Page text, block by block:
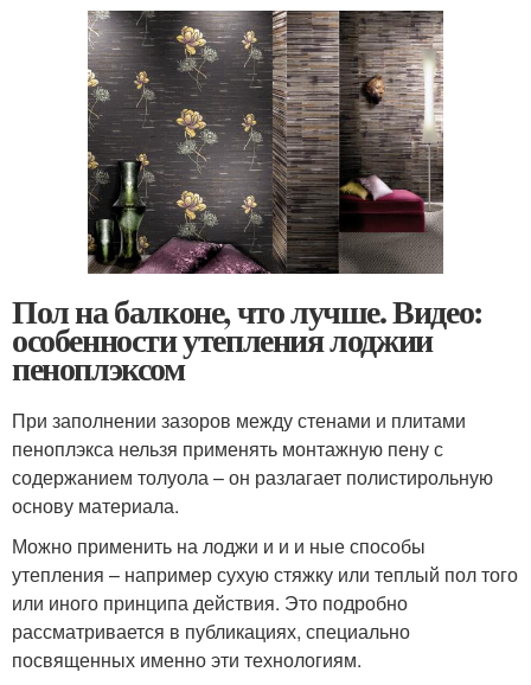
Пол на балконе, что лучше. Видео:
особенности утепления лоджии
пеноплэксом
При заполнении зазоров между стенами и плитами
пеноплэкса нельзя применять монтажную пену с
содержанием толуола – он разлагает полистирольную
основу материала.
Можно применить на лоджи и и и ные способы
утепления – например сухую стяжку или теплый пол того
или иного принципа действия. Это подробно
рассматривается в публикациях, специально
посвященных именно эти технологиям.